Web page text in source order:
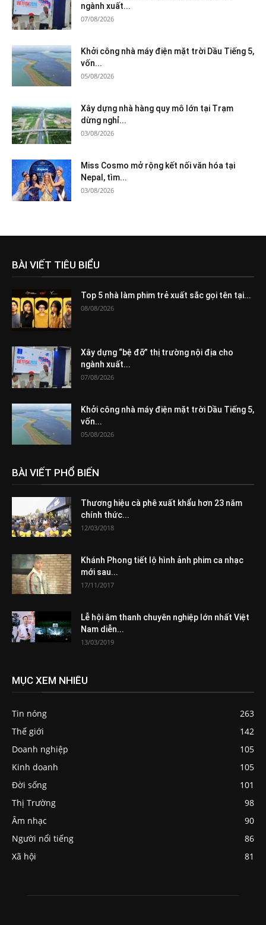
ngành xuất...
07/08/2026
Khởi công nhà máy điện mặt trời Dầu Tiếng 5,
vốn...
05/08/2026
Xây dựng nhà hàng quy mô lớn tại Trạm
dừng nghỉ...
03/08/2026
Miss Cosmo mở rộng kết nối văn hóa tại
Nepal, tìm...
03/08/2026
BÀI VIẾT TIÊU BIỂU
Top 5 nhà làm phim trẻ xuất sắc gọi tên tại...
08/08/2026
Xây dựng “bệ đỡ” thị trường nội địa cho
ngành xuất...
07/08/2026
Khởi công nhà máy điện mặt trời Dầu Tiếng 5,
vốn...
05/08/2026
BÀI VIẾT PHỔ BIẾN
Thương hiệu cà phê xuất khẩu hơn 23 năm
chính thức...
12/03/2018
Khánh Phong tiết lộ hình ảnh phim ca nhạc
mới sau...
17/11/2017
Lễ hội âm thanh chuyên nghiệp lớn nhất Việt
Nam diễn...
13/03/2019
MỤC XEM NHIỀU
Tin nóng
263
Thế giới
142
Doanh nghiệp
105
Kinh doanh
105
Đời sống
101
Thị Trường
98
Âm nhạc
90
Người nổi tiếng
86
Xã hội
81